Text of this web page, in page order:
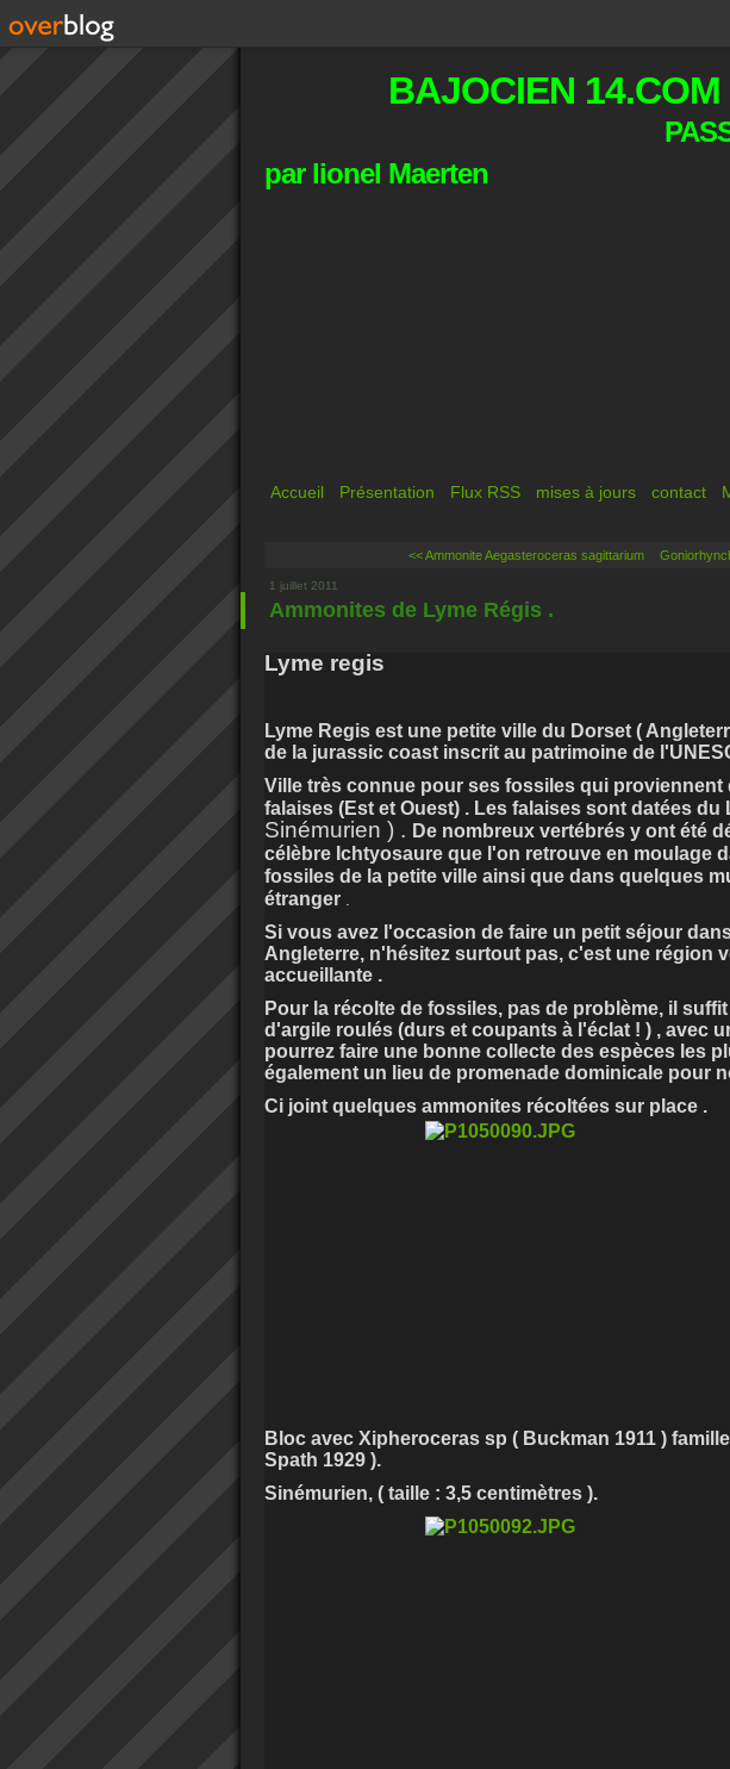
BAJOCIEN 14.COM
par lionel Maerten
Accueil Présentation Flux RSS mises à jours contact
<< Ammonite Aegasteroceras sagittarium
1 juillet 2011
Ammonites de Lyme Régis .
Lyme regis
Lyme Regis est une petite ville du Dorset (
de la jurassic coast inscrit au patrimoine de
Ville très connue pour ses fossiles qui proviennent
falaises (Est et Ouest) . Les falaises sont datées du
Sinémurien ) . De nombreux vertébrés y ont été
célèbre Ichtyosaure que l'on retrouve en moulage
fossiles de la petite ville ainsi que dans quelques
étranger
Si vous avez l'occasion de faire un petit séjour
Angleterre, n'hésitez surtout pas, c'est une région
accueillante .
Pour la récolte de fossiles, pas de problème, il
d'argile roulés (durs et coupants à l'éclat ! ) , avec
pourrez faire une bonne collecte des espèces les
également un lieu de promenade dominicale pour
Ci joint quelques ammonites récoltées sur place .
Bloc avec Xipheroceras sp ( Buckman 1911 )
Spath 1929 ).
Sinémurien, ( taille : 3,5 centimètres ).